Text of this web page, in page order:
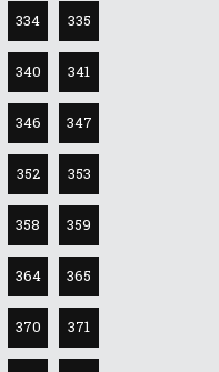
334 335
340 341
346 347
352 353
358 359
364 365
370 371